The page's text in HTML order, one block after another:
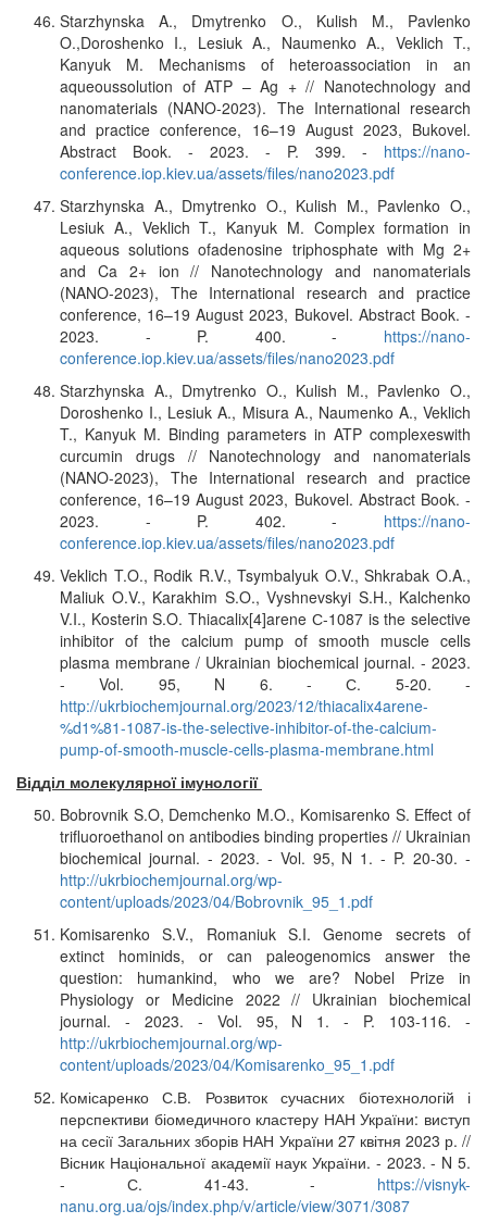
Starzhynska A., Dmytrenko O., Kulish M., Pavlenko
O.,Doroshenko I., Lesiuk A., Naumenko A., Veklich T.,
Kanyuk M. Mechanisms of heteroassociation in an
aqueoussolution of ATP – Ag + // Nanotechnology and
nanomaterials (NANO-2023). The International research
and practice conference, 16–19 August 2023, Bukovel.
Abstract Book. - 2023. - P. 399. - https://nano-
conference.iop.kiev.ua/assets/files/nano2023.pdf
Starzhynska A., Dmytrenko O., Kulish M., Pavlenko O.,
Lesiuk A., Veklich T., Kanyuk M. Complex formation in
aqueous solutions ofadenosine triphosphate with Mg 2+
and Ca 2+ ion // Nanotechnology and nanomaterials
(NANO-2023), The International research and practice
conference, 16–19 August 2023, Bukovel. Abstract Book. -
2023. - P. 400. - https://nano-
conference.iop.kiev.ua/assets/files/nano2023.pdf
Starzhynska A., Dmytrenko O., Kulish M., Pavlenko O.,
Doroshenko I., Lesiuk A., Misura A., Naumenko A., Veklich
T., Kanyuk M. Binding parameters in ATP complexeswith
curcumin drugs // Nanotechnology and nanomaterials
(NANO-2023), The International research and practice
conference, 16–19 August 2023, Bukovel. Abstract Book. -
2023. - P. 402. - https://nano-
conference.iop.kiev.ua/assets/files/nano2023.pdf
Veklich T.O., Rodik R.V., Tsymbalyuk O.V., Shkrabak O.A.,
Maliuk O.V., Karakhim S.O., Vyshnevskyi S.H., Kalchenko
V.I., Kosterin S.O. Thiacalix[4]arene С-1087 is the selective
inhibitor of the calcium pump of smooth muscle cells
plasma membrane / Ukrainian biochemical journal. - 2023.
- Vol. 95, N 6. - С. 5-20. -
http://ukrbiochemjournal.org/2023/12/thiacalix4arene-
%d1%81-1087-is-the-selective-inhibitor-of-the-calcium-
pump-of-smooth-muscle-cells-plasma-membrane.html
Відділ молекулярної імунології
Bobrovnik S.O, Demchenko M.O., Komisarenko S. Effect of
trifluoroethanol on antibodies binding properties // Ukrainian
biochemical journal. - 2023. - Vol. 95, N 1. - P. 20-30. -
http://ukrbiochemjournal.org/wp-
content/uploads/2023/04/Bobrovnik_95_1.pdf
Komisarenko S.V., Romaniuk S.I. Genome secrets of
extinct hominids, or can paleogenomics answer the
question: humankind, who we are? Nobel Prize in
Physiology or Medicine 2022 // Ukrainian biochemical
journal. - 2023. - Vol. 95, N 1. - P. 103-116. -
http://ukrbiochemjournal.org/wp-
content/uploads/2023/04/Komisarenko_95_1.pdf
Комісаренко С.В. Розвиток сучасних біотехнологій і
перспективи біомедичного кластеру НАН України: виступ
на сесії Загальних зборів НАН України 27 квітня 2023 р. //
Вісник Національної академії наук України. - 2023. - N 5.
- С. 41-43. - https://visnyk-
nanu.org.ua/ojs/index.php/v/article/view/3071/3087